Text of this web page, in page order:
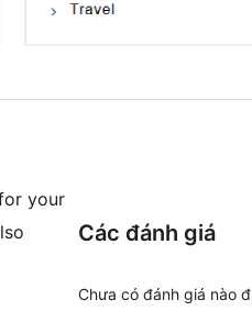
your
Các đánh giá
Chưa có đánh giá nào